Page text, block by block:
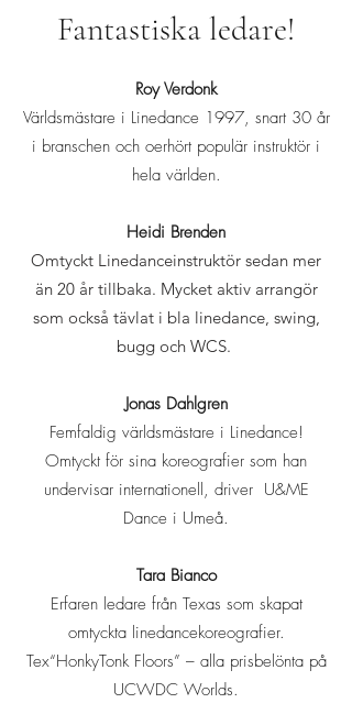
Fantastiska ledare!
Roy Verdonk
Världsmästare i Linedance 1997, snart 30 år
i branschen och oerhört populär instruktör i
hela världen.
Heidi Brenden
Omtyckt Linedanceinstruktör sedan mer
än 20 år tillbaka. Mycket aktiv arrangör
som också tävlat i bla linedance, swing,
bugg och WCS.
Jonas Dahlgren
Femfaldig världsmästare i Linedance!
Omtyckt för sina koreografier som han
undervisar internationell, driver U&ME
Dance i Umeå.
Tara Bianco
Erfaren ledare från Texas som skapat
omtyckta linedancekoreografier.
Tex“HonkyTonk Floors” – alla prisbelönta på
UCWDC Worlds.